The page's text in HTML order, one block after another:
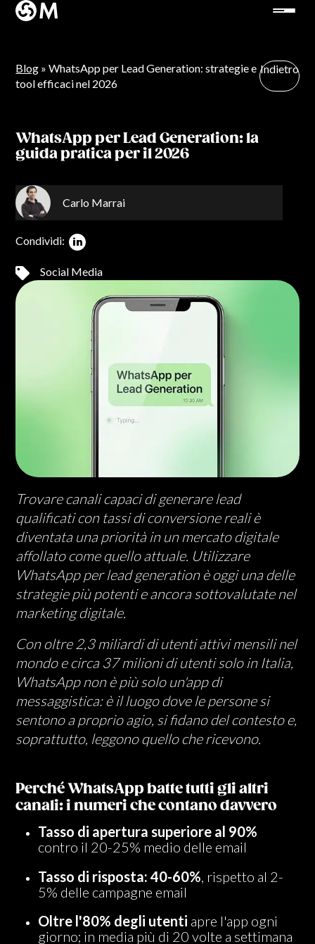
Blog » WhatsApp per Lead Generation: strategie e
tool efficaci nel 2026
Indietro
Trovare canali capaci di generare lead
qualificati con tassi di conversione reali è
diventata una priorità in un mercato digitale
affollato come quello attuale. Utilizzare
WhatsApp per lead generation è oggi una delle
strategie più potenti e ancora sottovalutate nel
marketing digitale.
Con oltre 2,3 miliardi di utenti attivi mensili nel
mondo e circa 37 milioni di utenti solo in Italia,
WhatsApp non è più solo un'app di
messaggistica: è il luogo dove le persone si
sentono a proprio agio, si fidano del contesto e,
soprattutto, leggono quello che ricevono.
Perché WhatsApp batte tutti gli altri
canali: i numeri che contano davvero
Tasso di apertura superiore al 90%
contro il 20-25% medio delle email
Tasso di risposta: 40-60% , rispetto al 2-
5% delle campagne email
Oltre l'80% degli utenti apre l'app ogni
giorno; in media più di 20 volte a settimana
WhatsApp per Lead Generation: la
guida pratica per il 2026
Carlo Marrai
Condividi:
Social Media